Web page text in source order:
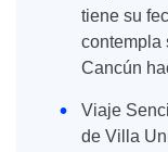
tiene su
contempla
Cancún
Viaje
de Villa